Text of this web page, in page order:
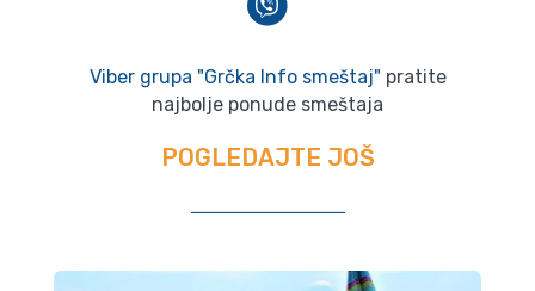
Viber grupa "Grčka Info smeštaj" pratite
najbolje ponude smeštaja
POGLEDAJTE JOŠ